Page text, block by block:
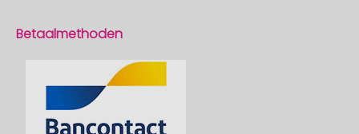
Betaalmethoden